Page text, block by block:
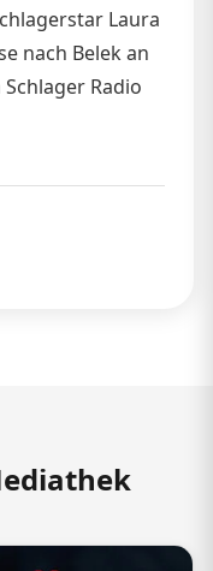
Laura
nach Belek an
Radio